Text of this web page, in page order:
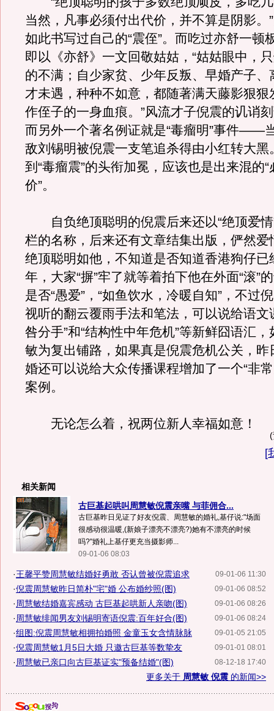
当然，凡事必须付出代价，并不算是阴影。
如此书写过自己的“震侄”。而吃过亦舒一顿
即以《亦舒》一文回敬姑姑，“姑姑眼中，
的不满；自少家贫、少年反叛、早婚产子、
才未遇，种种不如意，都随著满天藤影狠狠
作侄子的一身血痕。”风流才子倪震的讥诮
而另外一个著名例证就是“毒瘤明”事件——
敌刘锡明被倪震一支笔追杀得由小红转大黑
到“毒瘤震”的头衔加冕，应该也是出来混的
价”。
自负绝顶聪明的倪震后来还以“绝顶爱情
栏的名称，后来还有文章结集出版，俨然爱
绝顶聪明如他，不知道是否知道香港狗仔已
年，大家“摒”牢了就等着拍下他在外面“滚”
是否“愚爱”，“如鱼饮水，冷暖自知”，不过
视听的翻云覆雨手法和笔法，可以说给语文
咎分手”和“结构性中年危机”等新鲜囧语汇
敏为复出铺路，如果真是倪震危机公关，昨
婚还可以说给大众传播课程增加了一个“非
案例。
无论怎么着，祝两位新人幸福如意！
[
相关新闻
古巨基起哄叫周慧敏倪震亲嘴 与菲佣合...
古巨基昨日见证了好友倪震、周慧敏的婚礼,基仔说:"场面
很感动很温暖,(新娘子漂亮不漂亮?)她有不漂亮的时候
吗?"婚礼上基仔更充当摄影师...
09-01-06 08:03
09-01-06 11:30
·王馨平赞周慧敏结婚好勇敢 否认曾被倪震追求
09-01-06 08:52
·倪震周慧敏昨日简朴"宅"婚 公布婚纱照(图)
09-01-06 08:26
· 周慧敏结婚嘉宾感动 古巨基起哄新人亲吻(图)
09-01-06 08:24
· 周慧敏绯闻男友刘锡明寄语倪震:百年好合(图)
09-01-05 21:05
·组图:倪震周慧敏相拥拍婚照 金童玉女含情脉脉
09-01-01 08:01
·倪震周慧敏1月5日大婚 只邀古巨基等数挚友
08-12-18 17:40
· 周慧敏已亲口向古巨基证实"预备结婚"(图)
更多关于 周慧敏 倪震 的新闻>>